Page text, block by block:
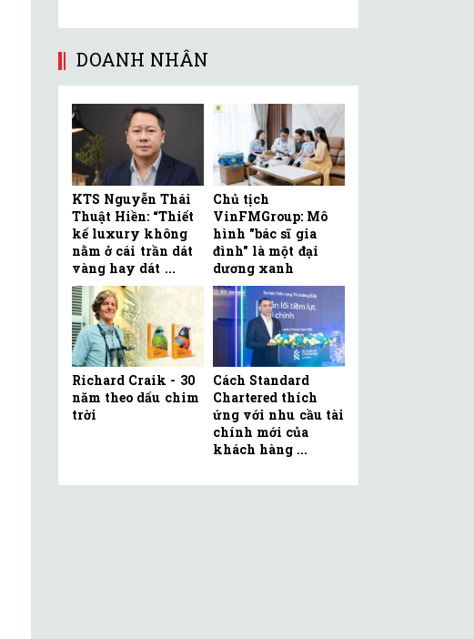
DOANH NHÂN
KTS Nguyễn Thái
Thuật Hiền: “Thiết
kế luxury không
nằm ở cái trần dát
vàng hay dát ...
Chủ tịch
VinFMGroup: Mô
hình "bác sĩ gia
đình" là một đại
dương xanh
Richard Craik - 30
năm theo dấu chim
trời
Cách Standard
Chartered thích
ứng với nhu cầu tài
chính mới của
khách hàng ...